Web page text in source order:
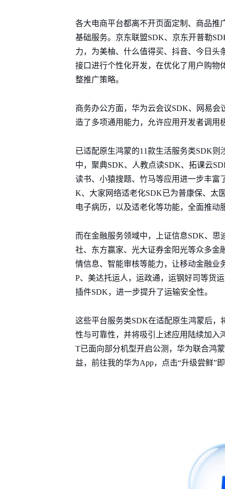
各大电商平台都离不开页面定制、商品推
基础服务。京东联盟SDK、京东开普勒
力，为美柚、什么值得买、抖音、今日
接口进行个性化开发，在优化了用户购物
整推广策略。
商务办公方面，华为云会议SDK、网易
造了多项通用能力，允许应用开发者调用
已适配原生鸿蒙的11款生活服务类SDK
中，聚典SDK、人教点读SDK、拓课云
读书、小猿搜题、竹马等应用进一步丰富
K、大家网络适老化SDK已为普康保、太
电子病历，以及适老化等功能，全面推动
而在金融服务领域中，上证信息SDK、
社、东方赢家、光大证券金阳光等众多金
情信息、智能审核等能力，让移动金融业
P、美达托运人，运政通，运钢好司等货
插件SDK，进一步提升了运输安全性。
这些平台服务类SDK在适配原生鸿蒙后
性与可靠性，并将吸引上述应用陆续加入
T已面向部分机型开启公测，华为联合鸿
益，前往我的华为App，点击“升级尝鲜”